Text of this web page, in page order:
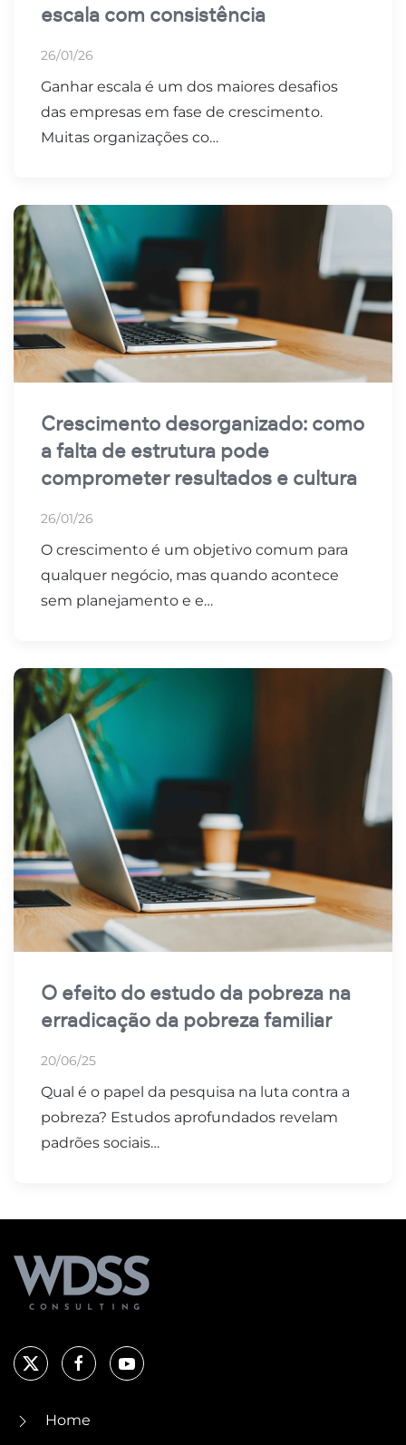
escala com consistência
26/01/26
Ganhar escala é um dos maiores desafios
das empresas em fase de crescimento.
Muitas organizações co…
Crescimento desorganizado: como
a falta de estrutura pode
comprometer resultados e cultura
26/01/26
O crescimento é um objetivo comum para
qualquer negócio, mas quando acontece
sem planejamento e e…
O efeito do estudo da pobreza na
erradicação da pobreza familiar
20/06/25
Qual é o papel da pesquisa na luta contra a
pobreza? Estudos aprofundados revelam
padrões sociais…
Home